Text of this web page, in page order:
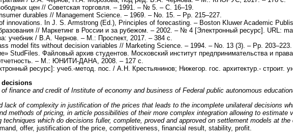
цен // Советская торговля. – 1991. – № 5. – С. 16–19.
durables // Management Science. – 1969. – No. 15. – Pp. 215–227.
innovations. In J. S. Armstrong (Ed.), Principles of forecasting. – Boston Kluwer Academic
// Маркетинг в России и за рубежом. – 2002. – № 4 [Электронный ресурс]. URL:
учебник / В.А. Чернов. – М.: Проспект, 2017. – 384 с.
model fits without decision variables // Marketing Science. – 1994. – No. 13 (3). – Pp. 203–223.
StudFiles. Файловый архив студентов. Московский институт предпринимательства и
– М.: ЮНИТИ-ДАНА, 2008. – 127 с.
ресурс]: учеб.-метод. пос. / А.Н. Крестьянинов; Нижегор. гос. архитектур.-
decisions
finance and credit of Institute of economy and business of Federal public autonomous
lack of complexity in justification of the prices that leads to the incomplete unilateral decisions
methods of pricing, in article possibilities of their more complex integration allowing to
which do decisions fuller, complete, proved and approved on settlement models at
offer, justification of the price, competitiveness, financial result, stability, profit.